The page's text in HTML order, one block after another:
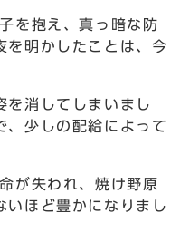
を抱え、真っ暗な防
を明かしたことは、今
を消してしまいまし
、少しの配給によって
が失われ、焼け野原
いほど豊かになりまし